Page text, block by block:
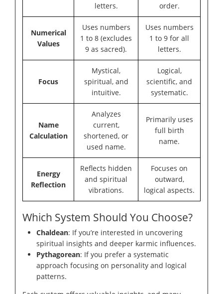
letters.
order.
Numerical
Values
Uses numbers
1 to 8 (excludes
9 as sacred).
Uses numbers
1 to 9 for all
letters.
Focus
Mystical,
spiritual, and
intuitive.
Logical,
scientific, and
systematic.
Name
Calculation
Analyzes
current,
shortened, or
used name.
Primarily uses
full birth
name.
Energy
Reflection
Reflects hidden
and spiritual
vibrations.
Focuses on
outward,
logical aspects.
Which System Should You Choose?
Chaldean: If you’re interested in uncovering
spiritual insights and deeper karmic influences.
Pythagorean: If you prefer a systematic
approach focusing on personality and logical
patterns.